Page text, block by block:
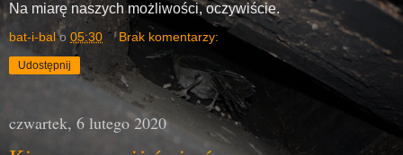
Na miarę naszych możliwości, oczywiście.
bat-i-bal o 05:30 Brak komentarzy:
Udostępnij
czwartek, 6 lutego 2020